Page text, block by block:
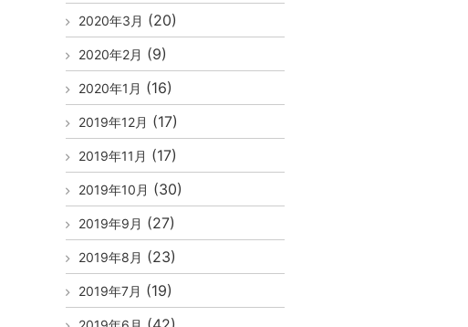
2020年3月 (20)
2020年2月 (9)
2020年1月 (16)
2019年12月 (17)
2019年11月 (17)
2019年10月 (30)
2019年9月 (27)
2019年8月 (23)
2019年7月 (19)